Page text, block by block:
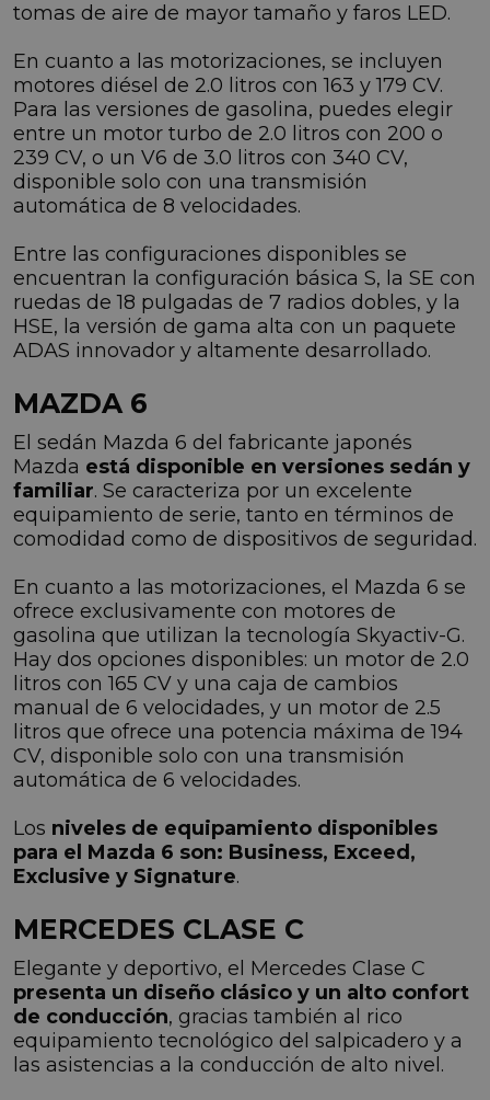
tomas de aire de mayor tamaño y faros LED.
En cuanto a las motorizaciones, se incluyen
motores diésel de 2.0 litros con 163 y 179 CV.
Para las versiones de gasolina, puedes elegir
entre un motor turbo de 2.0 litros con 200 o
239 CV, o un V6 de 3.0 litros con 340 CV,
disponible solo con una transmisión
automática de 8 velocidades.
Entre las configuraciones disponibles se
encuentran la configuración básica S, la SE con
ruedas de 18 pulgadas de 7 radios dobles, y la
HSE, la versión de gama alta con un paquete
ADAS innovador y altamente desarrollado.
MAZDA 6
El sedán Mazda 6 del fabricante japonés
Mazda está disponible en versiones sedán y
familiar. Se caracteriza por un excelente
equipamiento de serie, tanto en términos de
comodidad como de dispositivos de seguridad.
En cuanto a las motorizaciones, el Mazda 6 se
ofrece exclusivamente con motores de
gasolina que utilizan la tecnología Skyactiv-G.
Hay dos opciones disponibles: un motor de 2.0
litros con 165 CV y una caja de cambios
manual de 6 velocidades, y un motor de 2.5
litros que ofrece una potencia máxima de 194
CV, disponible solo con una transmisión
automática de 6 velocidades.
Los niveles de equipamiento disponibles
para el Mazda 6 son: Business, Exceed,
Exclusive y Signature.
MERCEDES CLASE C
Elegante y deportivo, el Mercedes Clase C
presenta un diseño clásico y un alto confort
de conducción, gracias también al rico
equipamiento tecnológico del salpicadero y a
las asistencias a la conducción de alto nivel.